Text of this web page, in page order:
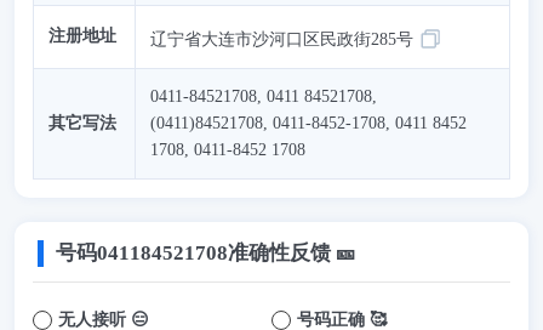
注册地址 辽宁省大连市沙河口区民政街285号
其它写法
0411-84521708, 0411 84521708,
(0411)84521708, 0411-8452-1708, 0411 8452
1708, 0411-8452 1708
号码041184521708准确性反馈 🎫
无人接听 😑 号码正确 🥰